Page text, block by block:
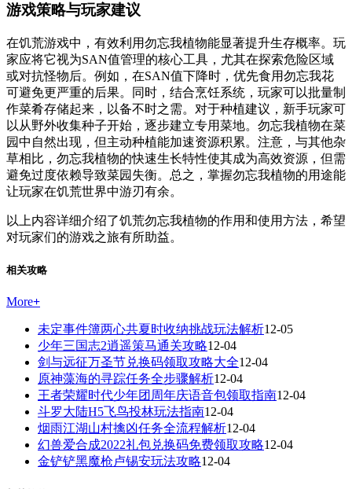
游戏策略与玩家建议
在饥荒游戏中，有效利用勿忘我植物能显著提升生存概率。玩
家应将它视为SAN值管理的核心工具，尤其在探索危险区域
或对抗怪物后。例如，在SAN值下降时，优先食用勿忘我花
可避免更严重的后果。同时，结合烹饪系统，玩家可以批量制
作菜肴存储起来，以备不时之需。对于种植建议，新手玩家可
以从野外收集种子开始，逐步建立专用菜地。勿忘我植物在菜
园中自然出现，但主动种植能加速资源积累。注意，与其他杂
草相比，勿忘我植物的快速生长特性使其成为高效资源，但需
避免过度依赖导致菜园失衡。总之，掌握勿忘我植物的用途能
让玩家在饥荒世界中游刃有余。
以上内容详细介绍了饥荒勿忘我植物的作用和使用方法，希望
对玩家们的游戏之旅有所助益。
相关攻略
More+
未定事件簿两心共夏时收纳挑战玩法解析12-05
少年三国志2逍遥策马通关攻略12-04
剑与远征万圣节兑换码领取攻略大全12-04
原神藻海的寻踪任务全步骤解析12-04
王者荣耀时代少年团周年庆语音包领取指南12-04
斗罗大陆H5飞鸟投林玩法指南12-04
烟雨江湖山村擒凶任务全流程解析12-04
幻兽爱合成2022礼包兑换码免费领取攻略12-04
金铲铲黑魔枪卢锡安玩法攻略12-04